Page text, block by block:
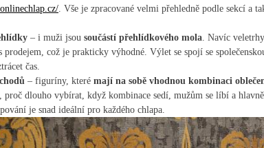
. Vše je zpracované velmi přehledně podle sekcí a
– i muži jsou součástí přehlídkového mola . Navíc
což je prakticky výhodné. Výlet se spojí se
čas.
– figuríny, které mají na sobě vhodnou kombinaci
proč dlouho vybírat, když kombinace sedí, mužům se líbí a
je snad ideální pro každého chlapa.